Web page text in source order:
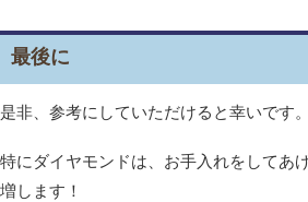
最後に
是非、参考にしていただけると幸いです。
特にダイヤモンドは、お手入れをしてあ
増します！